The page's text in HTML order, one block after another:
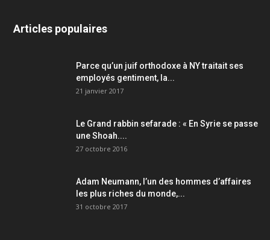
Articles populaires
Parce qu’un juif orthodoxe à NY traitait ses
employés gentiment, la...
21 janvier 2017
Le Grand rabbin sefarade : « En Syrie se passe
une Shoah....
27 octobre 2016
Adam Neumann, l’un des hommes d’affaires
les plus riches du monde,...
31 octobre 2017